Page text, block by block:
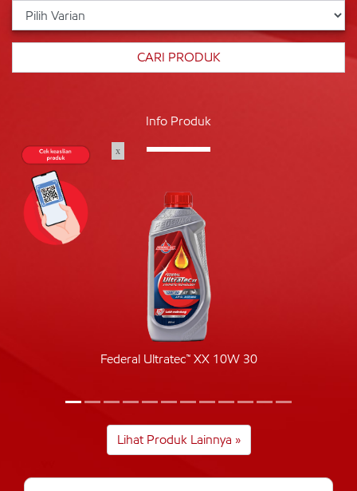
Info Produk
Federal Ultratec™ XX 10W 30
Lihat Produk Lainnya »
x